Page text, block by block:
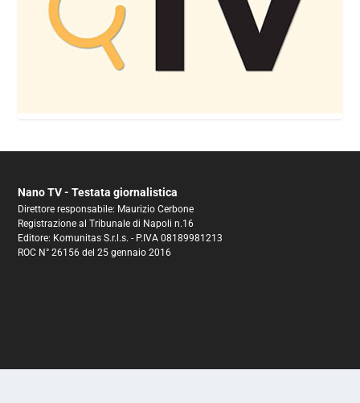
Nano TV - Testata giornalistica
Direttore responsabile: Maurizio Cerbone
Registrazione al Tribunale di Napoli n.16
Editore: Komunitas S.r.l.s. - P.IVA 08189981213
ROC N° 26156 del 25 gennaio 2016